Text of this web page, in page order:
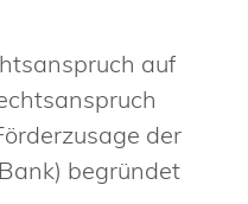
auf
der
begründet